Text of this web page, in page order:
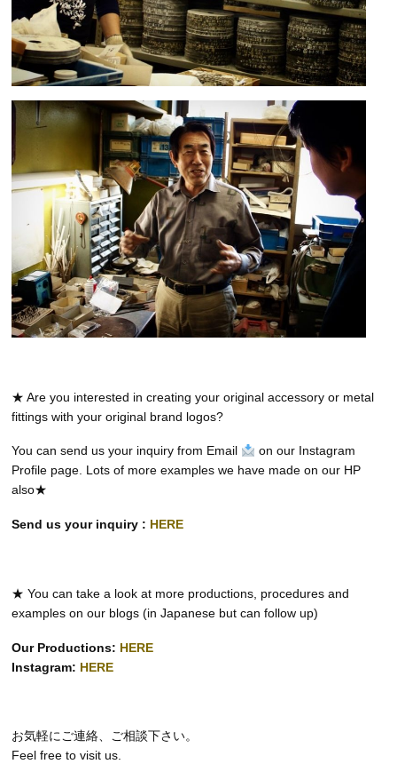
★ Are you interested in creating your original accessory or metal
fittings with your original brand logos?
You can send us your inquiry from Email
on our Instagram
Profile page. Lots of more examples we have made on our HP
also★
Send us your inquiry : HERE
★ You can take a look at more productions, procedures and
examples on our blogs (in Japanese but can follow up)
Our Productions: HERE
Instagram: HERE
お気軽にご連絡、ご相談下さい。
Feel free to visit us.